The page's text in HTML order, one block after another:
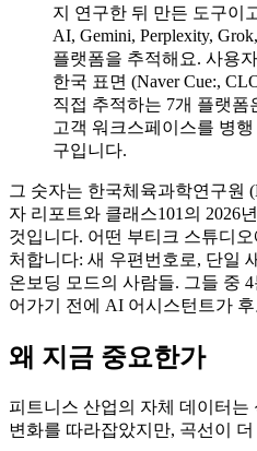
지 연구한 뒤 만든 도구이
AI, Gemini, Perplexity,
플랫폼을 추적해요. 사용
한국 표면 (Naver Cue:,
직접 추적하는 7개 플랫폼
고객 워크스페이스를 병
구입니다.
그 숫자는 한국체육과학연구원
자 리포트와 클래스101의 2026
것입니다. 어떤 부티크 스튜디
처합니다: 새 우편번호로, 단일
온보딩 모드의 사람들. 그들 중
어가기 전에 AI 어시스턴트가
왜 지금 중요한가
피트니스 산업의 자체 데이터는
변화를 따라잡았지만, 곡선이